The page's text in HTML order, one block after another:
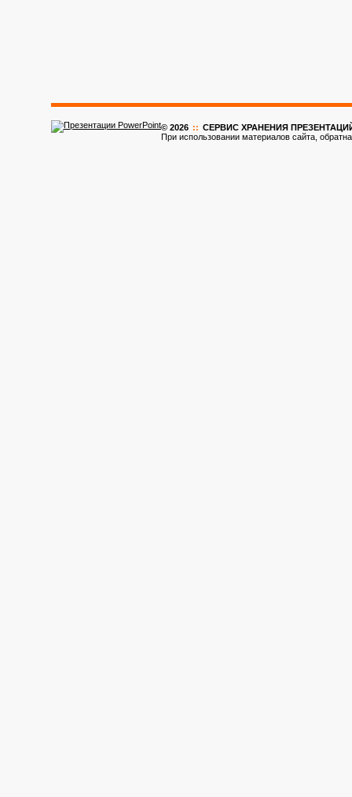
© 2026 :: CЕРВИС ХРАНЕНИЯ ПРЕЗЕНТАЦИЙ
При использовании материалов сайта,